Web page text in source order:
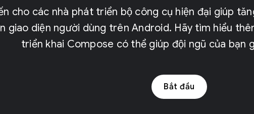
cho các nhà phát triển bộ công cụ hiện đại giúp
giao diện người dùng trên Android. Hãy tìm hiểu
triển khai Compose có thể giúp đội ngũ của bạn
Bắt đầu